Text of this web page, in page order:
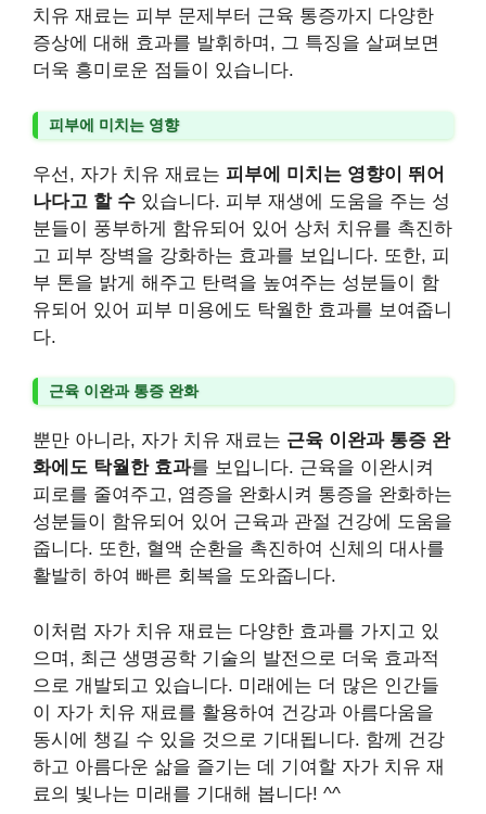
치유 재료는 피부 문제부터 근육 통증까지 다양한
증상에 대해 효과를 발휘하며, 그 특징을 살펴보면
더욱 흥미로운 점들이 있습니다.
피부에 미치는 영향
우선, 자가 치유 재료는 피부에 미치는 영향이 뛰어
나다고 할 수 있습니다. 피부 재생에 도움을 주는 성
분들이 풍부하게 함유되어 있어 상처 치유를 촉진하
고 피부 장벽을 강화하는 효과를 보입니다. 또한, 피
부 톤을 밝게 해주고 탄력을 높여주는 성분들이 함
유되어 있어 피부 미용에도 탁월한 효과를 보여줍니
다.
근육 이완과 통증 완화
뿐만 아니라, 자가 치유 재료는 근육 이완과 통증 완
화에도 탁월한 효과를 보입니다. 근육을 이완시켜
피로를 줄여주고, 염증을 완화시켜 통증을 완화하는
성분들이 함유되어 있어 근육과 관절 건강에 도움을
줍니다. 또한, 혈액 순환을 촉진하여 신체의 대사를
활발히 하여 빠른 회복을 도와줍니다.
이처럼 자가 치유 재료는 다양한 효과를 가지고 있
으며, 최근 생명공학 기술의 발전으로 더욱 효과적
으로 개발되고 있습니다. 미래에는 더 많은 인간들
이 자가 치유 재료를 활용하여 건강과 아름다움을
동시에 챙길 수 있을 것으로 기대됩니다. 함께 건강
하고 아름다운 삶을 즐기는 데 기여할 자가 치유 재
료의 빛나는 미래를 기대해 봅니다! ^^